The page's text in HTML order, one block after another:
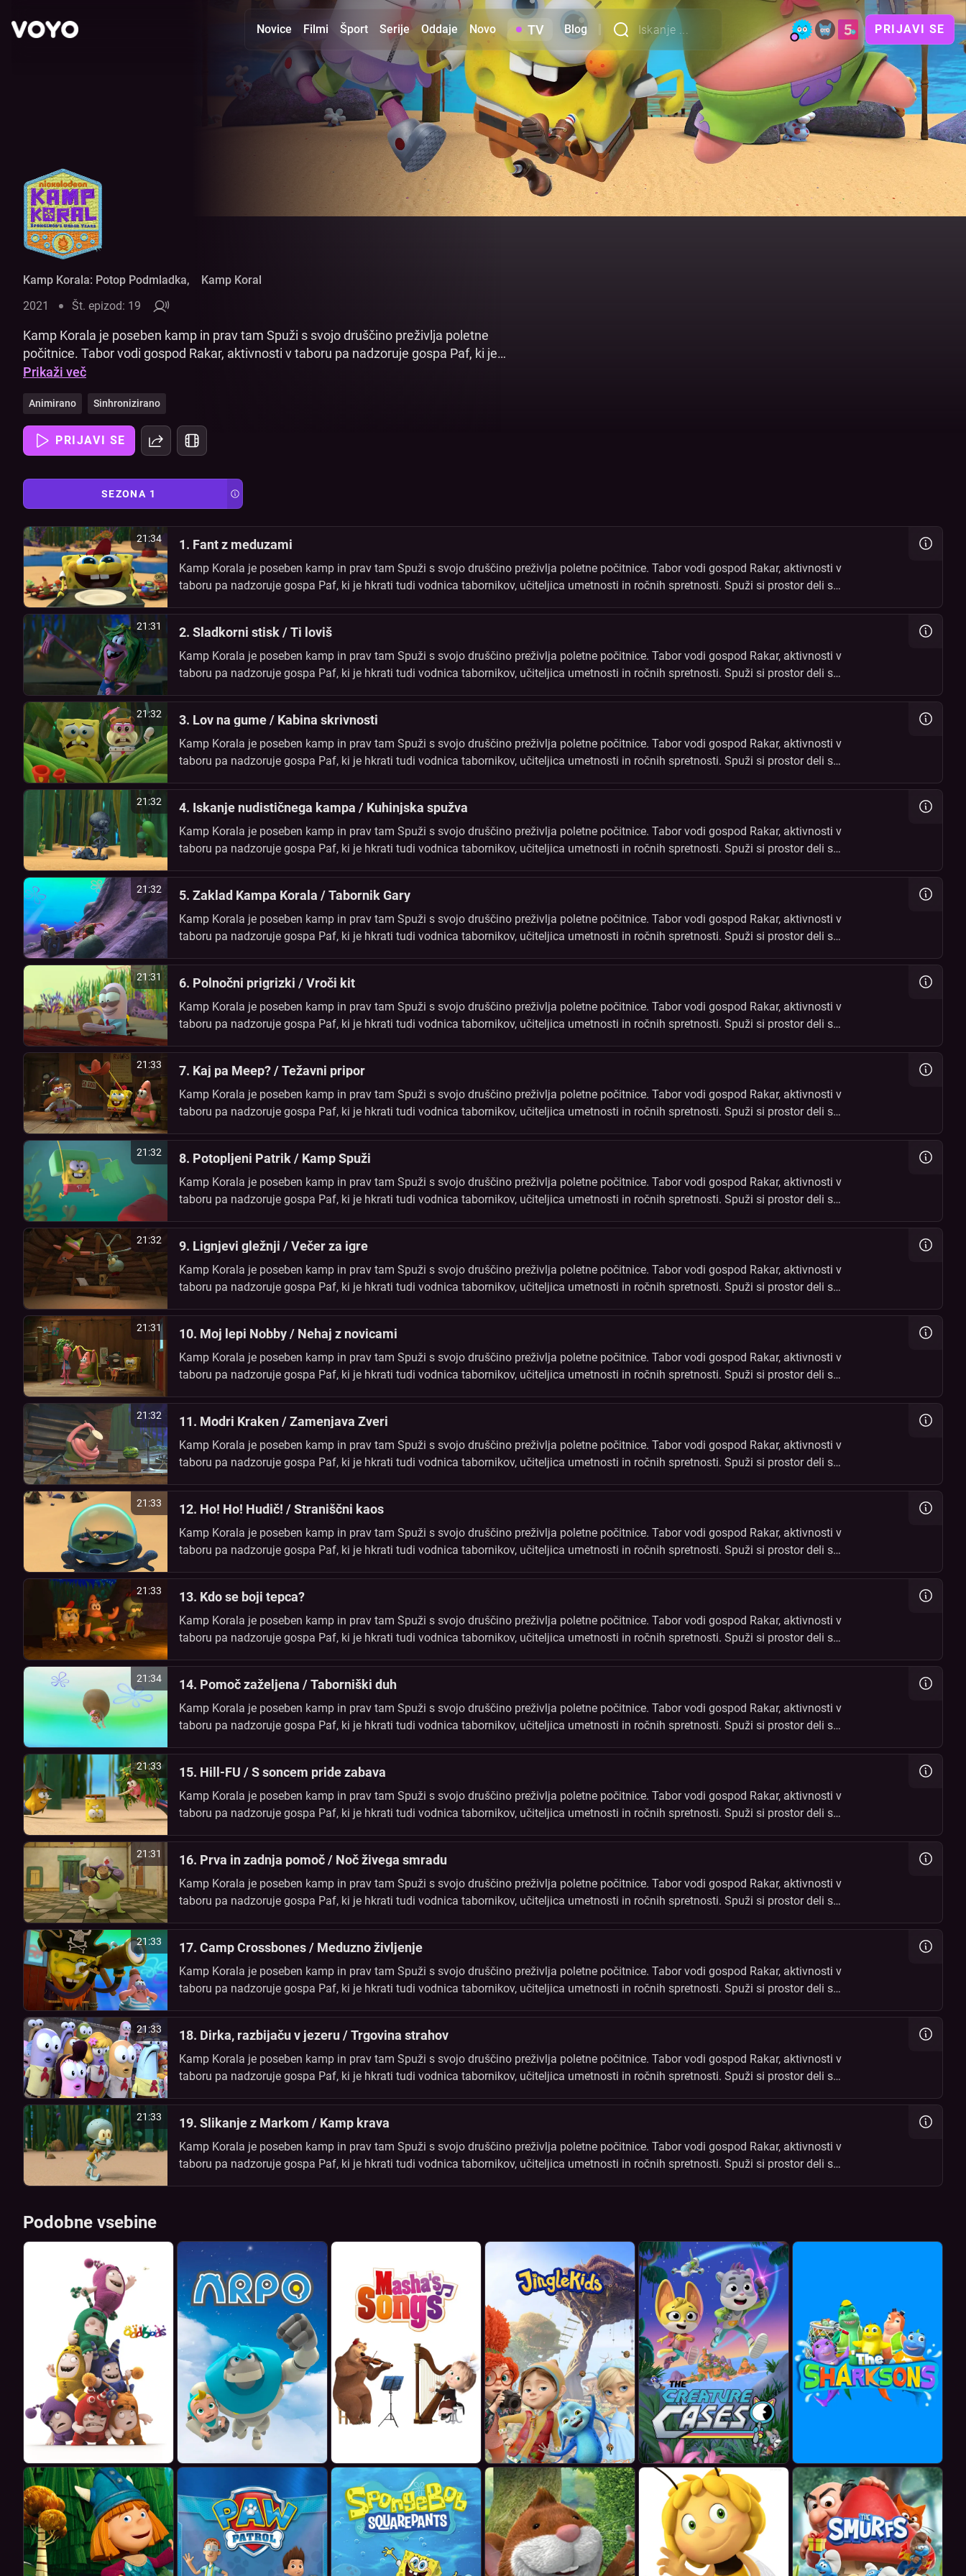
Kamp Korala: Potop Podmladka - Glej epizode online | VOYO
Novice Filmi Šport Serije Oddaje Novo TV Blog PRIJAVI SE
Kamp Korala: Potop Podmladka,
Kamp Koral
2021
Št. epizod: 19
Kamp Korala je poseben kamp in prav tam Spuži s svojo druščino preživlja poletne
počitnice. Tabor vodi gospod Rakar, aktivnosti v taboru pa nadzoruje gospa Paf, ki je
hkrati tudi vodnica tabornikov, učiteljica umetnosti in ročnih spretnosti. Spuži si prostor
dogodivščin!
Prikaži več
Animirano Sinhronizirano
PRIJAVI SE
SEZONA 1
21:34 1. Fant z meduzami
Kamp Korala je poseben kamp in prav tam Spuži s svojo druščino preživlja poletne počitnice. Tabor vodi gospod Rakar, aktivnosti v
taboru pa nadzoruje gospa Paf, ki je hkrati tudi vodnica tabornikov, učiteljica umetnosti in ročnih spretnosti. Spuži si prostor deli s
21:31 2. Sladkorni stisk / Ti loviš
Kamp Korala je poseben kamp in prav tam Spuži s svojo druščino preživlja poletne počitnice. Tabor vodi gospod Rakar, aktivnosti v
taboru pa nadzoruje gospa Paf, ki je hkrati tudi vodnica tabornikov, učiteljica umetnosti in ročnih spretnosti. Spuži si prostor deli s
21:32 3. Lov na gume / Kabina skrivnosti
Kamp Korala je poseben kamp in prav tam Spuži s svojo druščino preživlja poletne počitnice. Tabor vodi gospod Rakar, aktivnosti v
taboru pa nadzoruje gospa Paf, ki je hkrati tudi vodnica tabornikov, učiteljica umetnosti in ročnih spretnosti. Spuži si prostor deli s
21:32 4. Iskanje nudističnega kampa / Kuhinjska spužva
Kamp Korala je poseben kamp in prav tam Spuži s svojo druščino preživlja poletne počitnice. Tabor vodi gospod Rakar, aktivnosti v
taboru pa nadzoruje gospa Paf, ki je hkrati tudi vodnica tabornikov, učiteljica umetnosti in ročnih spretnosti. Spuži si prostor deli s
21:32 5. Zaklad Kampa Korala / Tabornik Gary
Kamp Korala je poseben kamp in prav tam Spuži s svojo druščino preživlja poletne počitnice. Tabor vodi gospod Rakar, aktivnosti v
taboru pa nadzoruje gospa Paf, ki je hkrati tudi vodnica tabornikov, učiteljica umetnosti in ročnih spretnosti. Spuži si prostor deli s
21:31 6. Polnočni prigrizki / Vroči kit
Kamp Korala je poseben kamp in prav tam Spuži s svojo druščino preživlja poletne počitnice. Tabor vodi gospod Rakar, aktivnosti v
taboru pa nadzoruje gospa Paf, ki je hkrati tudi vodnica tabornikov, učiteljica umetnosti in ročnih spretnosti. Spuži si prostor deli s
21:33 7. Kaj pa Meep? / Težavni pripor
Kamp Korala je poseben kamp in prav tam Spuži s svojo druščino preživlja poletne počitnice. Tabor vodi gospod Rakar, aktivnosti v
taboru pa nadzoruje gospa Paf, ki je hkrati tudi vodnica tabornikov, učiteljica umetnosti in ročnih spretnosti. Spuži si prostor deli s
21:32 8. Potopljeni Patrik / Kamp Spuži
Kamp Korala je poseben kamp in prav tam Spuži s svojo druščino preživlja poletne počitnice. Tabor vodi gospod Rakar, aktivnosti v
taboru pa nadzoruje gospa Paf, ki je hkrati tudi vodnica tabornikov, učiteljica umetnosti in ročnih spretnosti. Spuži si prostor deli s
21:32 9. Lignjevi gležnji / Večer za igre
Kamp Korala je poseben kamp in prav tam Spuži s svojo druščino preživlja poletne počitnice. Tabor vodi gospod Rakar, aktivnosti v
taboru pa nadzoruje gospa Paf, ki je hkrati tudi vodnica tabornikov, učiteljica umetnosti in ročnih spretnosti. Spuži si prostor deli s
21:31 10. Moj lepi Nobby / Nehaj z novicami
Kamp Korala je poseben kamp in prav tam Spuži s svojo druščino preživlja poletne počitnice. Tabor vodi gospod Rakar, aktivnosti v
taboru pa nadzoruje gospa Paf, ki je hkrati tudi vodnica tabornikov, učiteljica umetnosti in ročnih spretnosti. Spuži si prostor deli s
21:32 11. Modri Kraken / Zamenjava Zveri
Kamp Korala je poseben kamp in prav tam Spuži s svojo druščino preživlja poletne počitnice. Tabor vodi gospod Rakar, aktivnosti v
taboru pa nadzoruje gospa Paf, ki je hkrati tudi vodnica tabornikov, učiteljica umetnosti in ročnih spretnosti. Spuži si prostor deli s
21:33 12. Ho! Ho! Hudič! / Straniščni kaos
Kamp Korala je poseben kamp in prav tam Spuži s svojo druščino preživlja poletne počitnice. Tabor vodi gospod Rakar, aktivnosti v
taboru pa nadzoruje gospa Paf, ki je hkrati tudi vodnica tabornikov, učiteljica umetnosti in ročnih spretnosti. Spuži si prostor deli s
21:33 13. Kdo se boji tepca?
Kamp Korala je poseben kamp in prav tam Spuži s svojo druščino preživlja poletne počitnice. Tabor vodi gospod Rakar, aktivnosti v
taboru pa nadzoruje gospa Paf, ki je hkrati tudi vodnica tabornikov, učiteljica umetnosti in ročnih spretnosti. Spuži si prostor deli s
21:34 14. Pomoč zaželjena / Taborniški duh
Kamp Korala je poseben kamp in prav tam Spuži s svojo druščino preživlja poletne počitnice. Tabor vodi gospod Rakar, aktivnosti v
taboru pa nadzoruje gospa Paf, ki je hkrati tudi vodnica tabornikov, učiteljica umetnosti in ročnih spretnosti. Spuži si prostor deli s
21:33 15. Hill-FU / S soncem pride zabava
Kamp Korala je poseben kamp in prav tam Spuži s svojo druščino preživlja poletne počitnice. Tabor vodi gospod Rakar, aktivnosti v
taboru pa nadzoruje gospa Paf, ki je hkrati tudi vodnica tabornikov, učiteljica umetnosti in ročnih spretnosti. Spuži si prostor deli s
21:31 16. Prva in zadnja pomoč / Noč živega smradu
Kamp Korala je poseben kamp in prav tam Spuži s svojo druščino preživlja poletne počitnice. Tabor vodi gospod Rakar, aktivnosti v
taboru pa nadzoruje gospa Paf, ki je hkrati tudi vodnica tabornikov, učiteljica umetnosti in ročnih spretnosti. Spuži si prostor deli s
21:33 17. Camp Crossbones / Meduzno življenje
Kamp Korala je poseben kamp in prav tam Spuži s svojo druščino preživlja poletne počitnice. Tabor vodi gospod Rakar, aktivnosti v
taboru pa nadzoruje gospa Paf, ki je hkrati tudi vodnica tabornikov, učiteljica umetnosti in ročnih spretnosti. Spuži si prostor deli s
21:33 18. Dirka, razbijaču v jezeru / Trgovina strahov
Kamp Korala je poseben kamp in prav tam Spuži s svojo druščino preživlja poletne počitnice. Tabor vodi gospod Rakar, aktivnosti v
taboru pa nadzoruje gospa Paf, ki je hkrati tudi vodnica tabornikov, učiteljica umetnosti in ročnih spretnosti. Spuži si prostor deli s
21:33 19. Slikanje z Markom / Kamp krava
Kamp Korala je poseben kamp in prav tam Spuži s svojo druščino preživlja poletne počitnice. Tabor vodi gospod Rakar, aktivnosti v
taboru pa nadzoruje gospa Paf, ki je hkrati tudi vodnica tabornikov, učiteljica umetnosti in ročnih spretnosti. Spuži si prostor deli s
Podobne vsebine